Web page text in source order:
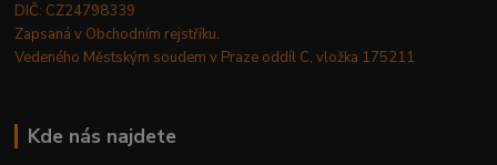
DIČ: CZ24798339
Zapsaná v Obchodním rejstříku.
Vedeného Městským soudem v Praze oddíl C, vložka 175211
Kde nás najdete